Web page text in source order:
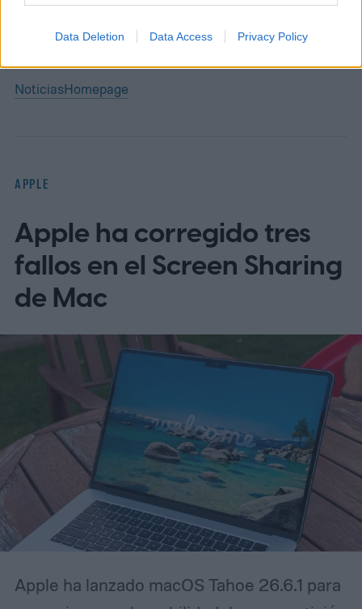
Data Deletion Data Access Privacy Policy
NoticiasHomepage
APPLE
Apple ha corregido tres
fallos en el Screen Sharing
de Mac
Apple ha lanzado macOS Tahoe 26.6.1 para